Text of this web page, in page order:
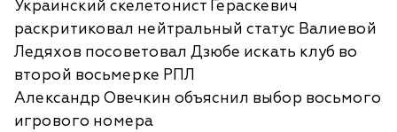
Украинский скелетонист Гераскевич
раскритиковал нейтральный статус Валиевой
Ледяхов посоветовал Дзюбе искать клуб во
второй восьмерке РПЛ
Александр Овечкин объяснил выбор восьмого
игрового номера